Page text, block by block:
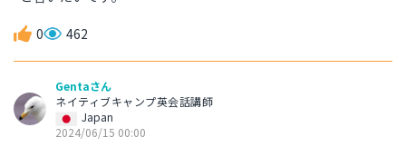
0 462
Gentaさん
ネイティブキャンプ英会話講師
Japan
2024/06/15 00:00